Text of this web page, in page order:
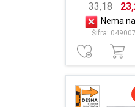
33,18
Nema
Šifra: